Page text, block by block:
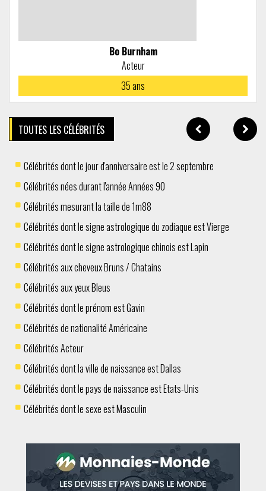
Bo Burnham
Acteur
35ans
TOUTES LES CÉLÉBRITÉS
Célébrités dont le jour d'anniversaire est le 2 septembre
Célébrités nées durant l'année Années 90
Célébrités mesurant la taille de 1m88
Célébrités dont le signe astrologique du zodiaque est Vierge
Célébrités dont le signe astrologique chinois est Lapin
Célébrités aux cheveux Bruns / Chatains
Célébrités aux yeux Bleus
Célébrités dont le prénom est Gavin
Célébrités de nationalité Américaine
Célébrités Acteur
Célébrités dont la ville de naissance est Dallas
Célébrités dont le pays de naissance est Etats-Unis
Célébrités dont le sexe est Masculin